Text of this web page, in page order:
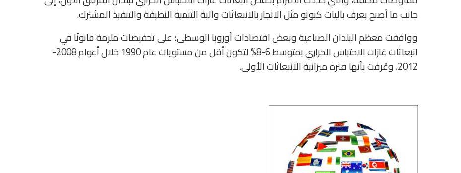
جانب ما أصبح يعرف بآليات كيوتو مثل الاتجار بالانبعاثات وآلية التنمية النظيفة والتنفيذ المشترك.
ووافقت معظم البلدان الصناعية وبعض اقتصادات أوروبا الوسطى؛ على تخفيضات ملزمة قانونًا في
انبعاثات غازات الاحتباس الحراري بمتوسط 6-8% لتكون أقل من مستويات عام 1990 خلال أعوام 2008-
2012، وعُرفت بأنها فترة ميزانية الانبعاثات الأولى.